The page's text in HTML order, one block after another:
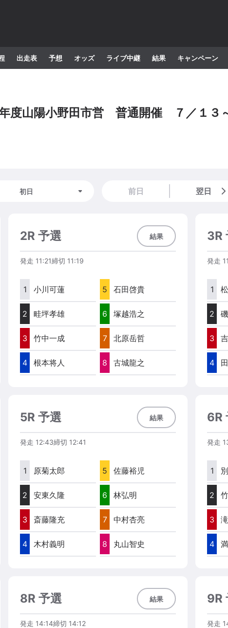
出走表 予想 オッズ ライブ中継 結果 キャンペーン
度山陽小野田市営 普通開催 ７／１３
初日 前日 翌日
2R 予選 結果
発走 11:21締切 11:19
1 小川可蓮
2 畦坪孝雄
3 竹中一成
4 根本将人
5 石田啓貴
6 塚越浩之
7 北原岳哲
8 古城龍之
3R
発走
1
2
3
4
5R 予選 結果
発走 12:43締切 12:41
1 原菊太郎
2 安東久隆
3 斎藤隆充
4 木村義明
5 佐藤裕児
6 林弘明
7 中村杏亮
8 丸山智史
6R
発走
1
2
3
4
8R 予選 結果
発走 14:14締切 14:12
9R
発走